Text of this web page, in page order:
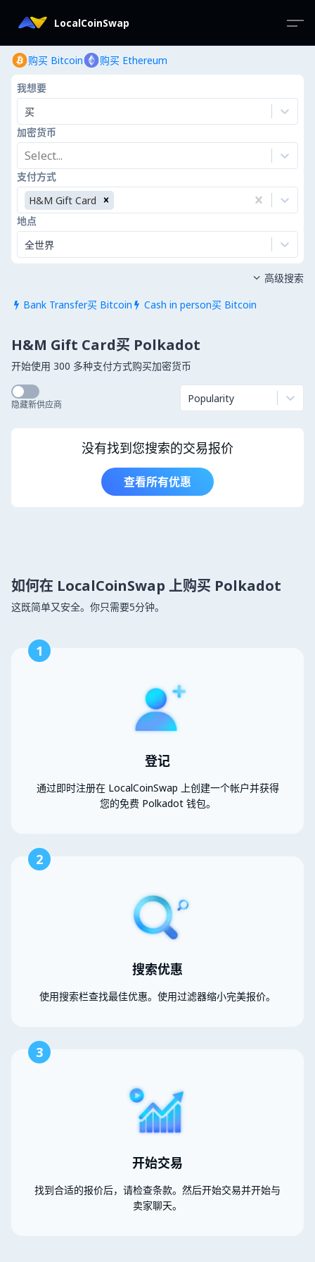
LocalCoinSwap
购买 Bitcoin 购买 Ethereum
我想要
买
加密货币
Select...
支付方式
H&M Gift Card
地点
全世界
 Bank Transfer买 Bitcoin  Cash in person买 Bitcoin
 高级搜索
H&M Gift Card买 Polkadot
开始使用 300 多种支付方式购买加密货币
隐藏新供应商 Popularity
没有找到您搜索的交易报价
查看所有优惠
如何在 LocalCoinSwap 上购买 Polkadot
这既简单又安全。你只需要5分钟。
1
登记
通过即时注册在 LocalCoinSwap 上创建一个帐户并获得
您的免费 Polkadot 钱包。
2
搜索优惠
使用搜索栏查找最佳优惠。使用过滤器缩小完美报价。
3
开始交易
找到合适的报价后，请检查条款。然后开始交易并开始与
卖家聊天。